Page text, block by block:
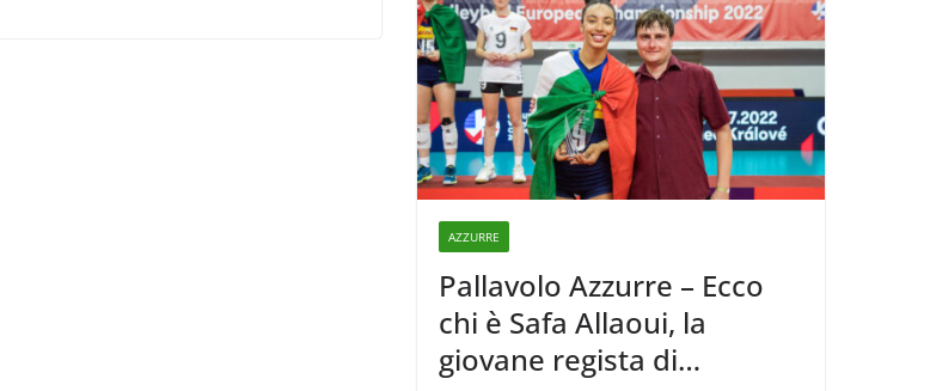
AZZURRE
Pallavolo Azzurre – Ecco
chi è Safa Allaoui, la
giovane regista di